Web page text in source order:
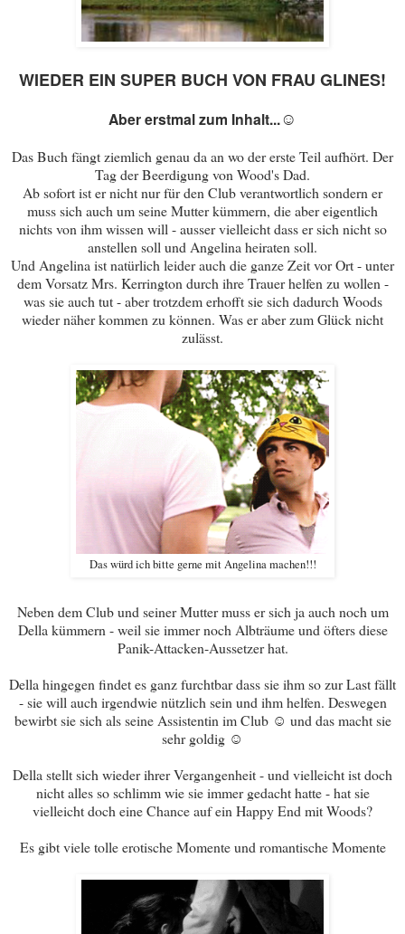
WIEDER EIN SUPER BUCH VON FRAU GLINES!
Aber erstmal zum Inhalt...☺
Das Buch fängt ziemlich genau da an wo der erste Teil aufhört. Der
Tag der Beerdigung von Wood's Dad.
Ab sofort ist er nicht nur für den Club verantwortlich sondern er
muss sich auch um seine Mutter kümmern, die aber eigentlich
nichts von ihm wissen will - ausser vielleicht dass er sich nicht so
anstellen soll und Angelina heiraten soll.
Und Angelina ist natürlich leider auch die ganze Zeit vor Ort - unter
dem Vorsatz Mrs. Kerrington durch ihre Trauer helfen zu wollen -
was sie auch tut - aber trotzdem erhofft sie sich dadurch Woods
wieder näher kommen zu können. Was er aber zum Glück nicht
zulässt.
Das würd ich bitte gerne mit Angelina machen!!!
Neben dem Club und seiner Mutter muss er sich ja auch noch um
Della kümmern - weil sie immer noch Albträume und öfters diese
Panik-Attacken-Aussetzer hat.
Della hingegen findet es ganz furchtbar dass sie ihm so zur Last fällt
- sie will auch irgendwie nützlich sein und ihm helfen. Deswegen
bewirbt sie sich als seine Assistentin im Club ☺ und das macht sie
sehr goldig ☺
Della stellt sich wieder ihrer Vergangenheit - und vielleicht ist doch
nicht alles so schlimm wie sie immer gedacht hatte - hat sie
vielleicht doch eine Chance auf ein Happy End mit Woods?
Es gibt viele tolle erotische Momente und romantische Momente